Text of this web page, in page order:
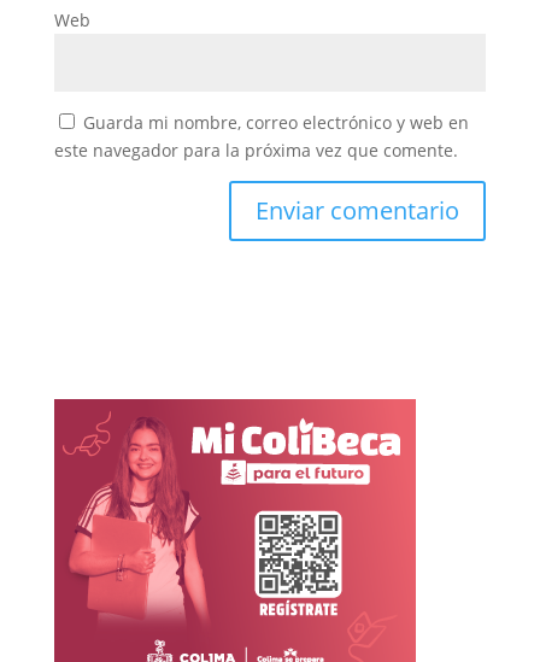
Web
Guarda mi nombre, correo electrónico y web en
este navegador para la próxima vez que comente.